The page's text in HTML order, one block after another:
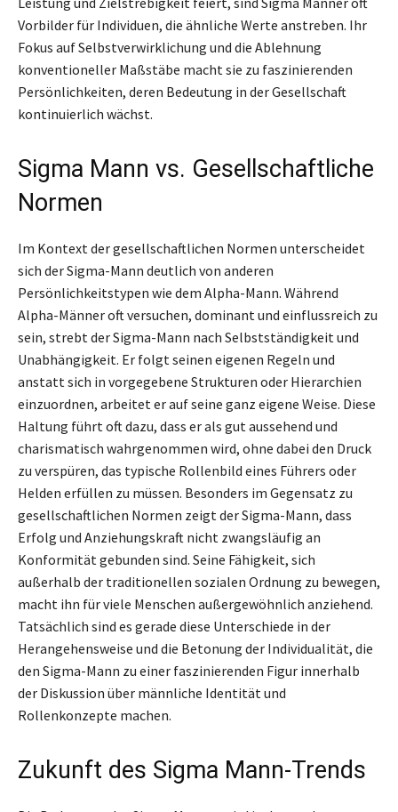
Vorbilder für Individuen, die ähnliche Werte anstreben. Ihr
Fokus auf Selbstverwirklichung und die Ablehnung
konventioneller Maßstäbe macht sie zu faszinierenden
Persönlichkeiten, deren Bedeutung in der Gesellschaft
kontinuierlich wächst.
Sigma Mann vs. Gesellschaftliche
Normen
Im Kontext der gesellschaftlichen Normen unterscheidet
sich der Sigma-Mann deutlich von anderen
Persönlichkeitstypen wie dem Alpha-Mann. Während
Alpha-Männer oft versuchen, dominant und einflussreich zu
sein, strebt der Sigma-Mann nach Selbstständigkeit und
Unabhängigkeit. Er folgt seinen eigenen Regeln und
anstatt sich in vorgegebene Strukturen oder Hierarchien
einzuordnen, arbeitet er auf seine ganz eigene Weise. Diese
Haltung führt oft dazu, dass er als gut aussehend und
charismatisch wahrgenommen wird, ohne dabei den Druck
zu verspüren, das typische Rollenbild eines Führers oder
Helden erfüllen zu müssen. Besonders im Gegensatz zu
gesellschaftlichen Normen zeigt der Sigma-Mann, dass
Erfolg und Anziehungskraft nicht zwangsläufig an
Konformität gebunden sind. Seine Fähigkeit, sich
außerhalb der traditionellen sozialen Ordnung zu bewegen,
macht ihn für viele Menschen außergewöhnlich anziehend.
Tatsächlich sind es gerade diese Unterschiede in der
Herangehensweise und die Betonung der Individualität, die
den Sigma-Mann zu einer faszinierenden Figur innerhalb
der Diskussion über männliche Identität und
Rollenkonzepte machen.
Zukunft des Sigma Mann-Trends